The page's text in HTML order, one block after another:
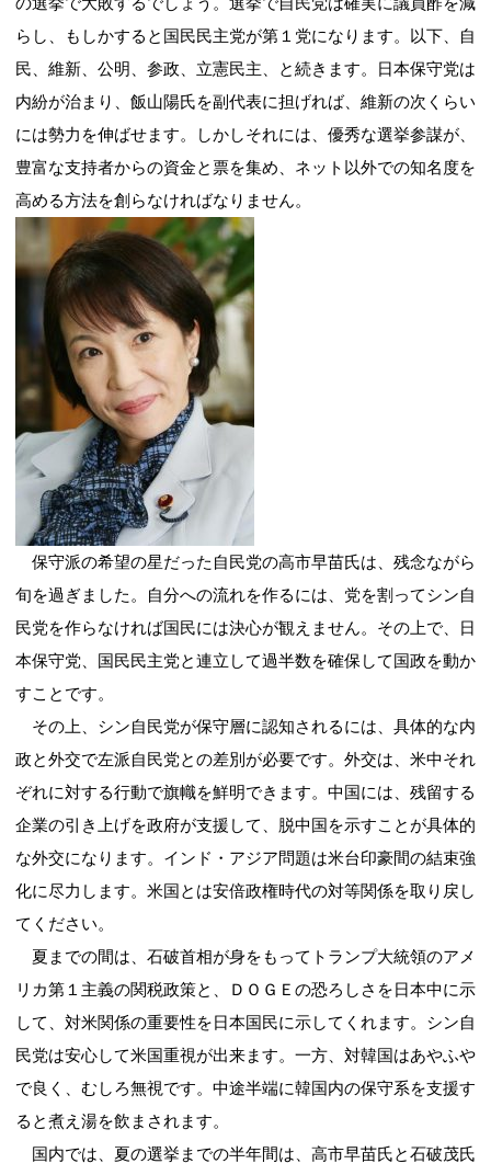
らし、もしかすると国民民主党が第１党になります。以下、自
民、維新、公明、参政、立憲民主、と続きます。日本保守党は
内紛が治まり、飯山陽氏を副代表に担げれば、維新の次くらい
には勢力を伸ばせます。しかしそれには、優秀な選挙参謀が、
豊富な支持者からの資金と票を集め、ネット以外での知名度を
高める方法を創らなければなりません。
保守派の希望の星だった自民党の高市早苗氏は、残念ながら
旬を過ぎました。自分への流れを作るには、党を割ってシン自
民党を作らなければ国民には決心が観えません。その上で、日
本保守党、国民民主党と連立して過半数を確保して国政を動か
すことです。
その上、シン自民党が保守層に認知されるには、具体的な内
政と外交で左派自民党との差別が必要です。外交は、米中それ
ぞれに対する行動で旗幟を鮮明できます。中国には、残留する
企業の引き上げを政府が支援して、脱中国を示すことが具体的
な外交になります。インド・アジア問題は米台印豪間の結束強
化に尽力します。米国とは安倍政権時代の対等関係を取り戻し
てください。
夏までの間は、石破首相が身をもってトランプ大統領のアメ
リカ第１主義の関税政策と、ＤＯＧＥの恐ろしさを日本中に示
して、対米関係の重要性を日本国民に示してくれます。シン自
民党は安心して米国重視が出来ます。一方、対韓国はあやふや
で良く、むしろ無視です。中途半端に韓国内の保守系を支援す
ると煮え湯を飲まされます。
国内では、夏の選挙までの半年間は、高市早苗氏と石破茂氏